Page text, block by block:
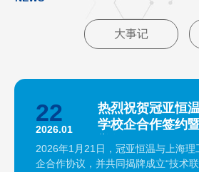
大事记
22
2026.01
热烈祝贺冠亚恒
学校企合作签约
举行
2026年1月21日，冠亚恒温与上海理
企合作协议，并共同揭牌成立“技术